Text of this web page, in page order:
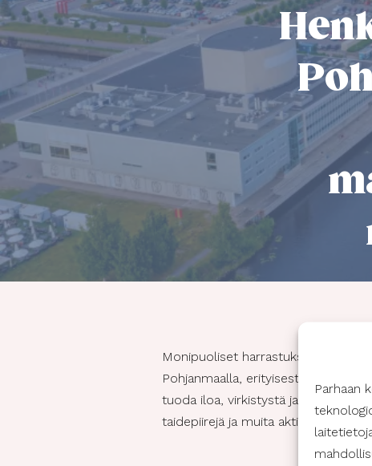
Parhaan
Monipuoliset harrastukset ovat
Pohjanmaalla, erityisesti Oulun
tuoda iloa, virkistystä ja uusia
taidepiirejä ja muita aktiviteetteja,